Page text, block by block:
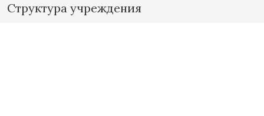
Структура учреждения